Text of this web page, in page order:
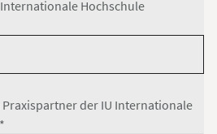
Hochschule
der IU Internationale